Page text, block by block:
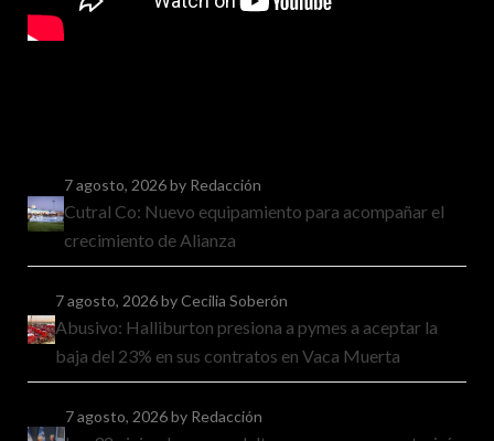
7 agosto, 2026by Redacción
Cutral Co: Nuevo equipamiento para acompañar el
crecimiento de Alianza
7 agosto, 2026by Cecilia Soberón
Abusivo: Halliburton presiona a pymes a aceptar la
baja del 23% en sus contratos en Vaca Muerta
7 agosto, 2026by Redacción